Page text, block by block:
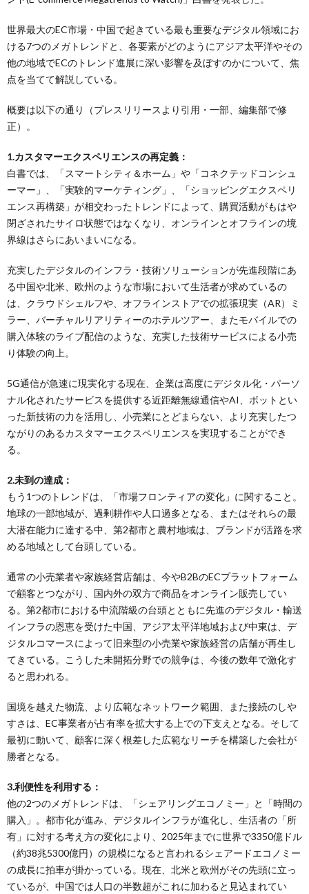
世界最大のEC市場・中国で起きている最も重要なデジタル領域にお
ける7つのメガトレンドと、各要素がどのようにアジア太平洋やその
他の地域でECのトレンド進展に深い影響を及ぼすのかについて、焦
点を当てて解説している。
概要は以下の通り（プレスリリースより引用・一部、編集部で修
正）。
1.カスタマーエクスペリエンスの再定義：
白書では、「スマートシティ＆ホーム」や「コネクテッドコンシュ
ーマー」、「実験的マーケティング」、「ショッピングエクスペリ
エンス再構築」が相交わったトレンドによって、購買活動がもはや
閉ざされたサイロ状態ではなくなり、オンラインとオフラインの境
界線はさらにあいまいになる。
充実したデジタルのインフラ・技術ソリューションが先進段階にあ
る中国や北米、欧州のような市場において生活者が求めているの
は、クラウドシェルフや、オフラインストアでの拡張現実（AR）ミ
ラー、バーチャルリアリティーのホテルツアー、またモバイルでの
購入体験のライブ配信のような、充実した技術サービスによる小売
り体験の向上。
5G通信が急速に現実化する現在、企業は高度にデジタル化・パーソ
ナル化されたサービスを提供する近距離無線通信やAI、ボットとい
った新技術の力を活用し、小売業にとどまらない、より充実したつ
ながりのあるカスタマーエクスペリエンスを実現することができ
る。
2.未到の達成：
もう1つのトレンドは、「市場フロンティアの変化」に関すること。
地球の一部地域が、過剰耕作や人口過多となる、またはそれらの最
大潜在能力に達する中、第2都市と農村地域は、ブランドが活路を求
める地域として台頭している。
通常の小売業者や家族経営店舗は、今やB2BのECプラットフォーム
で顧客とつながり、国内外の双方で商品をオンライン販売してい
る。第2都市における中流階級の台頭とともに先進のデジタル・輸送
インフラの恩恵を受けた中国、アジア太平洋地域および中東は、デ
ジタルコマースによって旧来型の小売業や家族経営の店舗が再生し
てきている。こうした未開拓分野での競争は、今後の数年で激化す
ると思われる。
国境を越えた物流、より広範なネットワーク範囲、また接続のしや
すさは、EC事業者が占有率を拡大する上での下支えとなる。そして
最初に動いて、顧客に深く根差した広範なリーチを構築した会社が
勝者となる。
3.利便性を利用する：
他の2つのメガトレンドは、「シェアリングエコノミー」と「時間の
購入」。都市化が進み、デジタルインフラが進化し、生活者の「所
有」に対する考え方の変化により、2025年までに世界で3350億ドル
（約38兆5300億円）の規模になると言われるシェアードエコノミー
の成長に拍車が掛かっている。現在、北米と欧州がその先頭に立っ
ているが、中国では人口の半数超がこれに加わると見込まれてい